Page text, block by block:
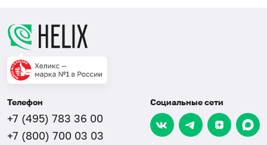
Телефон
+7 (495) 783 36 00
+7 (800) 700 03 03
Социальные сети